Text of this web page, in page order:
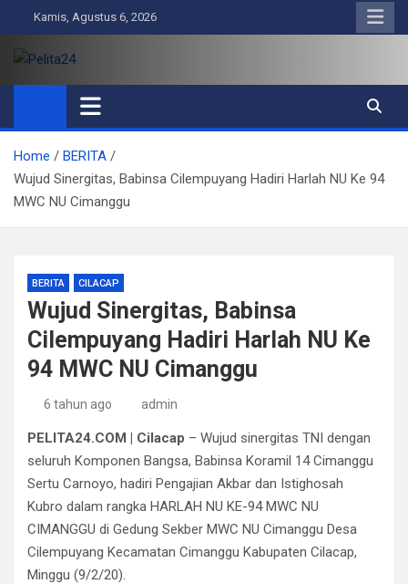
to
content
Kamis, Agustus 6, 2026
Pelita24
Aktual, Mendalam dan Terpercaya
Home
BERITA
Wujud Sinergitas, Babinsa Cilempuyang Hadiri Harlah NU Ke 94
MWC NU Cimanggu
BERITA CILACAP
Wujud Sinergitas, Babinsa
Cilempuyang Hadiri Harlah NU Ke
94 MWC NU Cimanggu
6 tahun ago admin
PELITA24.COM | Cilacap – Wujud sinergitas TNI dengan
seluruh Komponen Bangsa, Babinsa Koramil 14 Cimanggu
Sertu Carnoyo, hadiri Pengajian Akbar dan Istighosah
Kubro dalam rangka HARLAH NU KE-94 MWC NU
CIMANGGU di Gedung Sekber MWC NU Cimanggu Desa
Cilempuyang Kecamatan Cimanggu Kabupaten Cilacap,
Minggu (9/2/20).